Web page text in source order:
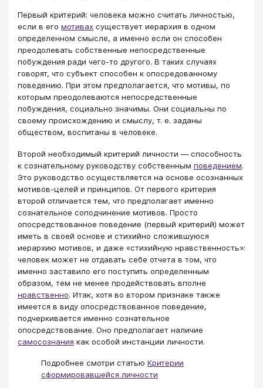
Первый критерий: человека можно считать личностью,
если в его мотивах существует иерархия в одном
определенном смысле, а именно если он способен
преодолевать собственные непосредственные
побуждения ради чего-то другого. В таких случаях
говорят, что субъект способен к опосредованному
поведению. При этом предполагается, что мотивы, по
которым преодолеваются непосредственные
побуждения, социально значимы. Они социальны по
своему происхождению и смыслу, т. е. заданы
обществом, воспитаны в человеке.
Второй необходимый критерий личности — способность
к сознательному руководству собственным поведением.
Это руководство осуществляется на основе осознанных
мотивов-целей и принципов. От первого критерия
второй отличается тем, что предполагает именно
сознательное соподчинение мотивов. Просто
опосредствованное поведение (первый критерий) может
иметь в своей основе и стихийно сложившуюся
иерархию мотивов, и даже «стихийную нравственность»:
человек может не отдавать себе отчета в том, что
именно заставило его поступить определенным
образом, тем не менее продействовать вполне
нравственно. Итак, хотя во втором признаке также
имеется в виду опосредствованное поведение,
подчеркивается именно сознательное
опосредствование. Оно предполагает наличие
самосознания как особой инстанции личности.
Подробнее смотри статью Критерии
сформировавшейся личности